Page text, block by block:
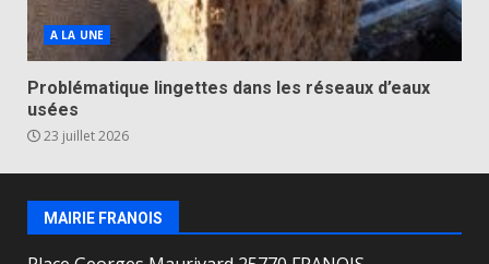
A LA UNE
Problématique lingettes dans les réseaux d’eaux
usées
23 juillet 2026
MAIRIE FRANOIS